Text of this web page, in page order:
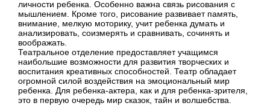
личности ребенка. Особенно важна связь рисования с
мышлением. Кроме того, рисование развивает память,
внимание, мелкую моторику, учит ребенка думать и
анализировать, соизмерять и сравнивать, сочинять и
воображать.
Театральное отделение предоставляет учащимся
наибольшие возможности для развития творческих и
воспитания креативных способностей. Театр обладает
огромной силой воздействия на эмоциональный мир
ребенка. Для ребенка-актера, как и для ребенка-зрителя,
это в первую очередь мир сказок, тайн и волшебства.